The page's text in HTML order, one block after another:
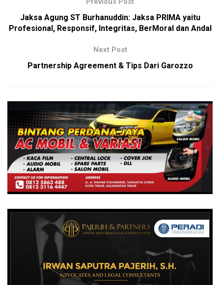
Jaksa Agung ST Burhanuddin: Jaksa PRIMA yaitu
Profesional, Responsif, Integritas, BerMoral dan Andal
Next Post
Partnership Agreement & Tips Dari Garozzo